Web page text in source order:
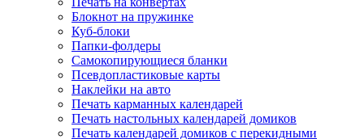
Блокнот на пружинке
Куб-блоки
Папки-фолдеры
Самокопирующиеся бланки
Псевдопластиковые карты
Наклейки на авто
Печать карманных календарей
Печать настольных календарей домиков
Печать календарей домиков с перекидными